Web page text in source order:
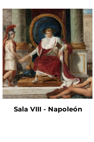
Sala VIII - Napoleón